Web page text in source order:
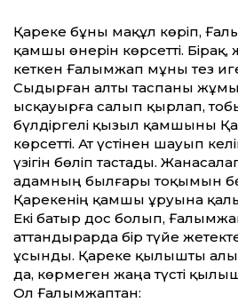
Қареке бұны мақұл көріп,
қамшы өнерін көрсетті.
кеткен Ғалымжап мұны тез
Сыдырған алты таспаны
ысқауырға салып қырлап,
бүлдіргелі қызыл қамшыны
көрсетті. Ат үстінен шауып
үзігін бөліп тастады.
адамның былғары тоқымын
Қарекенің қамшы ұруына
Екі батыр дос болып,
аттандырарда бір түйе
ұсынды. Қареке қылышты
да, көрмеген жаңа түсті
Ол Ғалымжаптан: